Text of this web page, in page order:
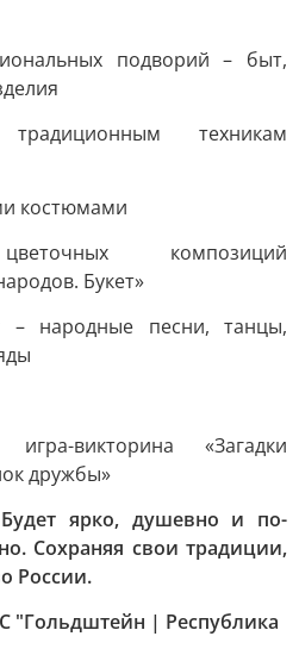
подворий – быт,
техникам
костюмами
композиций
Букет»
– народные песни, танцы,
викторина «Загадки
дружбы»
ярко, душевно и по-
Сохраняя свои традиции,
России.
"Гольдштейн | Республика